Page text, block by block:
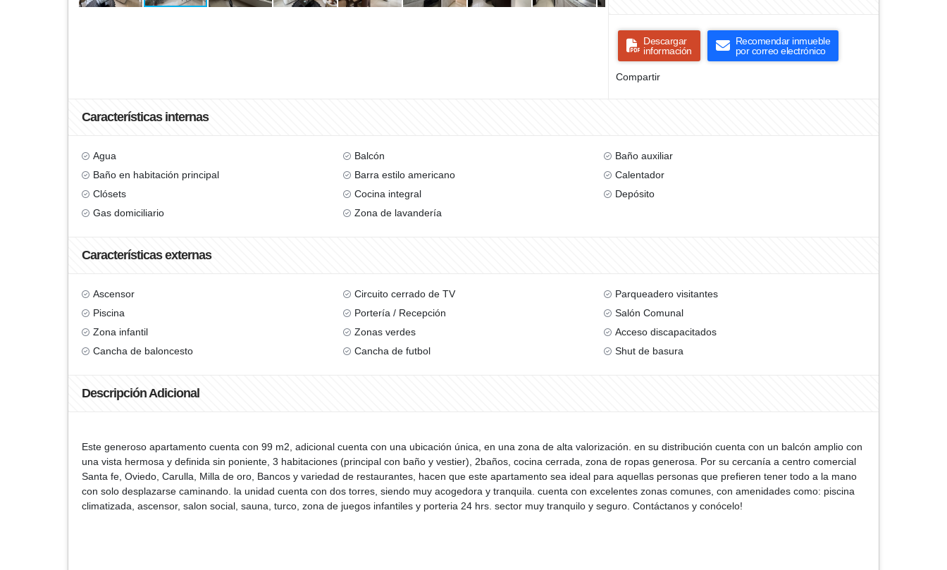
Descargar
información
Recomendar inmueble
por correo electrónico
Compartir
Características internas
Agua Balcón
Baño auxiliar
Baño en habitación principal
Barra estilo americano
Calentador
Clósets
Cocina integral
Depósito
Gas domiciliario
Zona de lavandería
Características externas
Ascensor Circuito cerrado de TV
Parqueadero visitantes
Piscina
Portería / Recepción
Salón Comunal
Zona infantil
Zonas verdes
Acceso discapacitados
Cancha de baloncesto
Cancha de futbol Shut de basura
Descripción Adicional
Este generoso apartamento cuenta con 99 m2, adicional cuenta con una ubicación única, en una zona de alta valorización. en su distribución cuenta con un balcón amplio con
una vista hermosa y definida sin poniente, 3 habitaciones (principal con baño y vestier), 2baños, cocina cerrada, zona de ropas generosa. Por su cercanía a centro comercial
Santa fe, Oviedo, Carulla, Milla de oro, Bancos y variedad de restaurantes, hacen que este apartamento sea ideal para aquellas personas que prefieren tener todo a la mano
con solo desplazarse caminando. la unidad cuenta con dos torres, siendo muy acogedora y tranquila. cuenta con excelentes zonas comunes, con amenidades como: piscina
climatizada, ascensor, salon social, sauna, turco, zona de juegos infantiles y porteria 24 hrs. sector muy tranquilo y seguro. Contáctanos y conócelo!